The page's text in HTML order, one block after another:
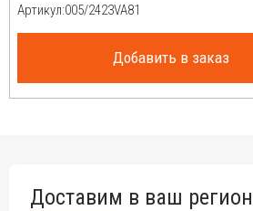
Артикул:
Добавить в заказ
Доставим в ваш регион